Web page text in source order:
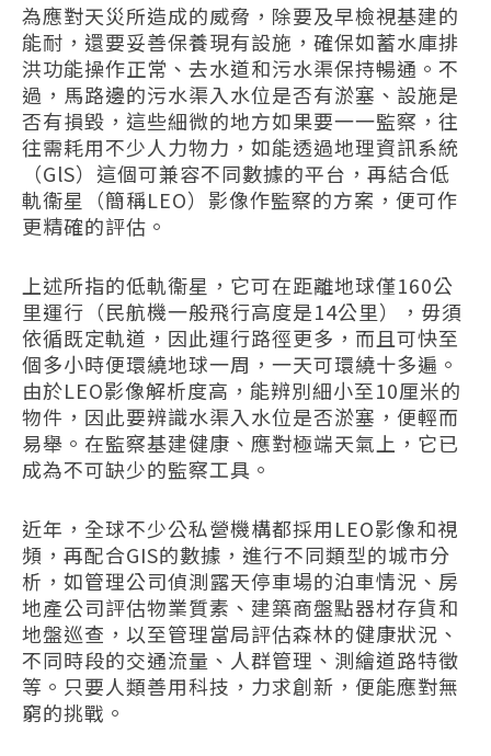
為應對天災所造成的威脅，除要及早檢視基建的
能耐，還要妥善保養現有設施，確保如蓄水庫排
洪功能操作正常、去水道和污水渠保持暢通。不
過，馬路邊的污水渠入水位是否有淤塞、設施是
否有損毀，這些細微的地方如果要一一監察，往
往需耗用不少人力物力，如能透過地理資訊系統
（GlS）這個可兼容不同數據的平台，再結合低
軌衞星（簡稱LEO）影像作監察的方案，便可作
更精確的評估。
上述所指的低軌衞星，它可在距離地球僅160公
里運行（民航機一般飛行高度是14公里），毋須
依循既定軌道，因此運行路徑更多，而且可快至
個多小時便環繞地球一周，一天可環繞十多遍。
由於LEO影像解析度高，能辨別細小至10厘米的
物件，因此要辨識水渠入水位是否淤塞，便輕而
易舉。在監察基建健康、應對極端天氣上，它已
成為不可缺少的監察工具。
近年，全球不少公私營機構都採用LEO影像和視
頻，再配合GIS的數據，進行不同類型的城市分
析，如管理公司偵測露天停車場的泊車情況、房
地產公司評估物業質素、建築商盤點器材存貨和
地盤巡查，以至管理當局評估森林的健康狀況、
不同時段的交通流量、人群管理、測繪道路特徵
等。只要人類善用科技，力求創新，便能應對無
窮的挑戰。